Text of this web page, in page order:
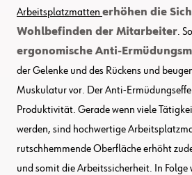
Arbeitsplatzmatten erhöhen die
Wohlbefinden der Mitarbeiter.
ergonomische Anti-
der Gelenke und des Rückens und
Muskulatur vor. Der Anti-
Produktivität. Gerade wenn viele
werden, sind hochwertige
rutschhemmende Oberfläche erhöht
und somit die Arbeitssicherheit. In